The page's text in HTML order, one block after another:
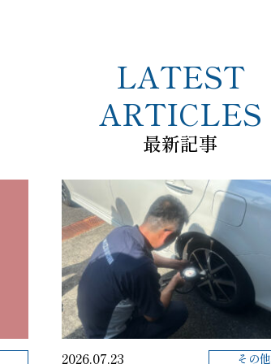
LATEST
ARTICLES
最新記事
2026.07.23 その他